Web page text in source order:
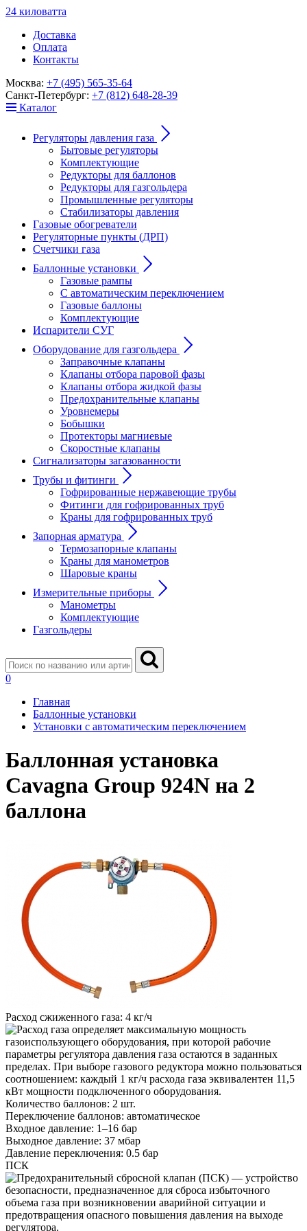
24 киловатта
Доставка
Оплата
Контакты
Москва: +7 (495) 565-35-64
Санкт-Петербург: +7 (812) 648-28-39
Каталог
Регуляторы давления газа
Бытовые регуляторы
Комплектующие
Редукторы для баллонов
Редукторы для газгольдера
Промышленные регуляторы
Стабилизаторы давления
Газовые обогреватели
Регуляторные пункты (ДРП)
Счетчики газа
Баллонные установки
Газовые рампы
С автоматическим переключением
Газовые баллоны
Комплектующие
Испарители СУГ
Оборудование для газгольдера
Заправочные клапаны
Клапаны отбора паровой фазы
Клапаны отбора жидкой фазы
Предохранительные клапаны
Уровнемеры
Бобышки
Протекторы магниевые
Скоростные клапаны
Сигнализаторы загазованности
Трубы и фитинги
Гофрированные нержавеющие трубы
Фитинги для гофрированных труб
Краны для гофрированных труб
Запорная арматура
Термозапорные клапаны
Краны для манометров
Шаровые краны
Измерительные приборы
Манометры
Комплектующие
Газгольдеры
0
Главная
Баллонные установки
Установки с автоматическим переключением
Баллонная установка
Cavagna Group 924N на 2
баллона
Расход сжиженного газа: 4 кг/ч
Количество баллонов: 2 шт.
Переключение баллонов: автоматическое
Входное давление: 1–16 бар
Выходное давление: 37 мбар
Давление переключения: 0.5 бар
ПСК